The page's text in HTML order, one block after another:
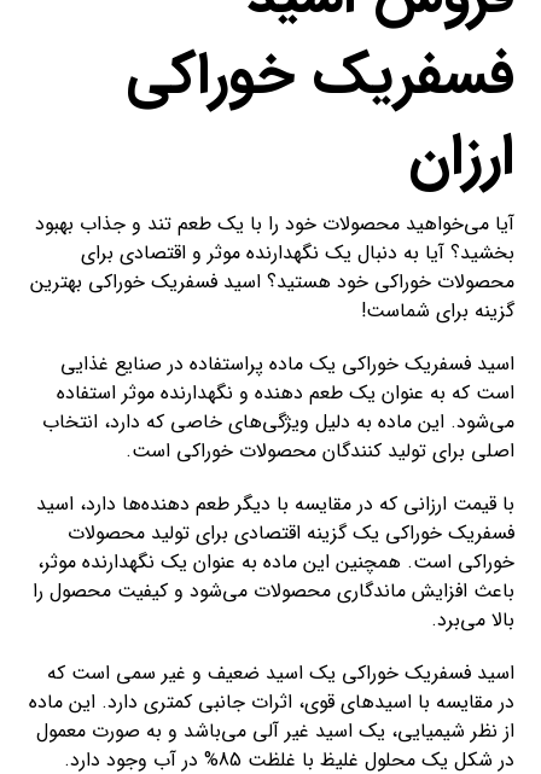
فسفریک خوراکی
ارزان
آیا می‌خواهید محصولات خود را با یک طعم تند و جذاب بهبود
بخشید؟ آیا به دنبال یک نگهدارنده موثر و اقتصادی برای
محصولات خوراکی خود هستید؟ اسید فسفریک خوراکی بهترین
گزینه برای شماست!
اسید فسفریک خوراکی یک ماده پراستفاده در صنایع غذایی
است که به عنوان یک طعم دهنده و نگهدارنده موثر استفاده
می‌شود. این ماده به دلیل ویژگی‌های خاصی که دارد، انتخاب
اصلی برای تولید کنندگان محصولات خوراکی است.
با قیمت ارزانی که در مقایسه با دیگر طعم دهنده‌ها دارد، اسید
فسفریک خوراکی یک گزینه اقتصادی برای تولید محصولات
خوراکی است. همچنین این ماده به عنوان یک نگهدارنده موثر،
باعث افزایش ماندگاری محصولات می‌شود و کیفیت محصول را
بالا می‌برد.
اسید فسفریک خوراکی یک اسید ضعیف و غیر سمی است که
در مقایسه با اسید‌های قوی، اثرات جانبی کمتری دارد. این ماده
از نظر شیمیایی، یک اسید غیر آلی می‌باشد و به صورت معمول
در شکل یک محلول غلیظ با غلظت 85% در آب وجود دارد.